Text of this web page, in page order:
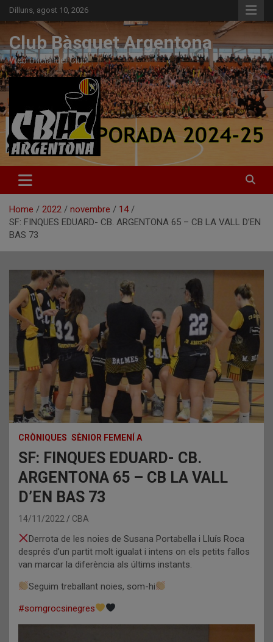
Skip
to
Dilluns, agost 10, 2026
Club Bàsquet Argentona
Web oficial del Club
Home 2022 novembre
14
SF: FINQUES EDUARD- CB. ARGENTONA 65 – CB LA VALL D’EN
BAS 73
CRÒNIQUES SÈNIOR FEMENÍ A
SF: FINQUES EDUARD- CB.
ARGENTONA 65 – CB LA VALL
D’EN BAS 73
14/11/2022 CBA
Derrota de les noies de Susana Portabella i Lluís Roca
després d’un partit molt igualat i intens on els petits fallos
van marcar la diferència als últims instants.
Seguim treballant noies, som-hi
#somgrocsinegres